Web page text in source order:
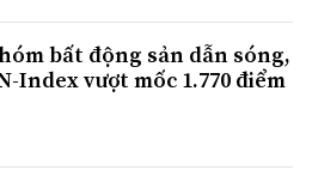
bất động sản dẫn sóng,
Index vượt mốc 1.770 điểm